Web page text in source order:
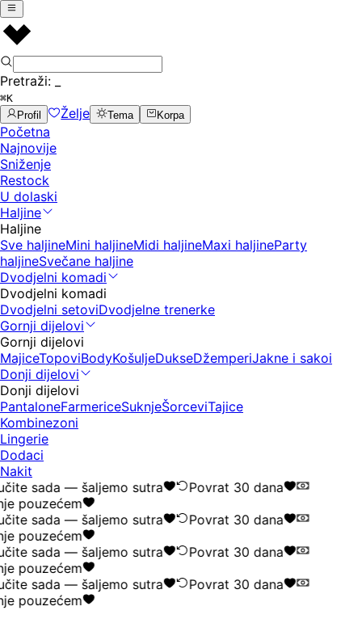
Pretraži:
⌘K
Profil
Želje Tema Korpa
Početna
Najnovije
Sniženje
Restock
U dolaski
Haljine
Haljine
Sve haljineMini haljineMidi haljineMaxi haljineParty
haljineSvečane haljine
Dvodjelni komadi
Dvodjelni komadi
Dvodjelni setoviDvodjelne trenerke
Gornji dijelovi
Gornji dijelovi
MajiceTopoviBodyKošuljeDukseDžemperiJakne i sakoi
Donji dijelovi
Donji dijelovi
PantaloneFarmericeSuknjeŠorceviTajice
Kombinezoni
Lingerie
Dodaci
Nakit
sada — šaljemo sutra
Povrat 30 dana
pouzećem
sada — šaljemo sutra
Povrat 30 dana
pouzećem
sada — šaljemo sutra
Povrat 30 dana
pouzećem
sada — šaljemo sutra
Povrat 30 dana
pouzećem